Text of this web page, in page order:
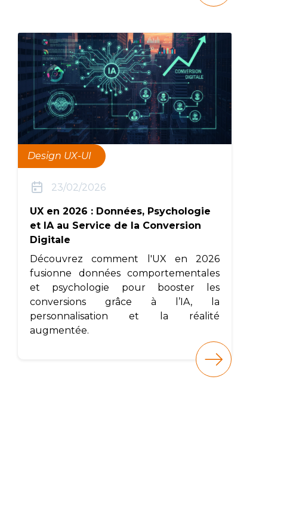
Design UX-UI
23/02/2026
UX en 2026 : Données, Psychologie
et IA au Service de la Conversion
Digitale
Découvrez comment l'UX en 2026
fusionne données comportementales
et psychologie pour booster les
conversions grâce à l’IA, la
personnalisation et la réalité
augmentée.